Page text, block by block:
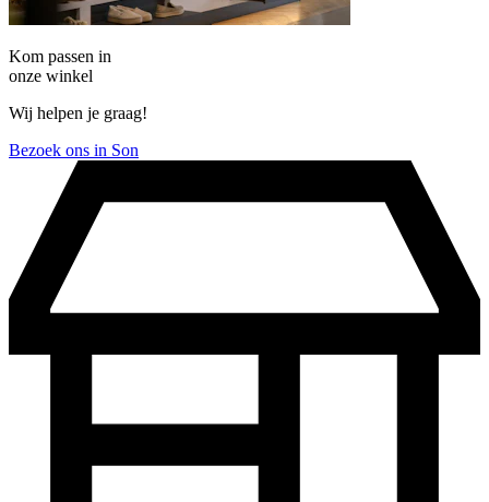
Kom passen in
onze winkel
Wij helpen je graag!
Bezoek ons in Son